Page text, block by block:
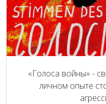
«Голоса войны» -
личном опыте